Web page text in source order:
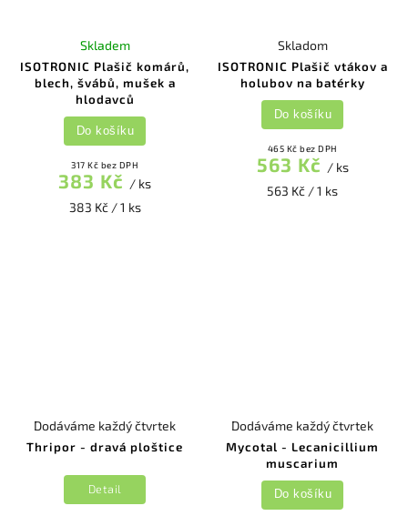
ISOTRONIC Plašič komárů,
blech, švábů, mušek a
hlodavců
Skladem
317 Kč bez DPH
383 Kč / ks
383 Kč / 1 ks
Do košíku
ISOTRONIC Plašič vtákov a
holubov na batérky
Skladom
465 Kč bez DPH
563 Kč / ks
563 Kč / 1 ks
Do košíku
Thripor - dravá ploštice
Dodáváme každý čtvrtek
Detail
Mycotal - Lecanicillium
muscarium
Dodáváme každý čtvrtek
Do košíku